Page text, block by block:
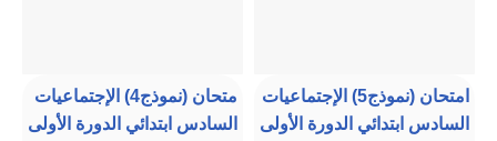
امتحان (نموذج5) الإجتماعيات
السادس ابتدائي الدورة الأولى
متحان (نموذج4) الإجتماعيات
السادس ابتدائي الدورة الأولى